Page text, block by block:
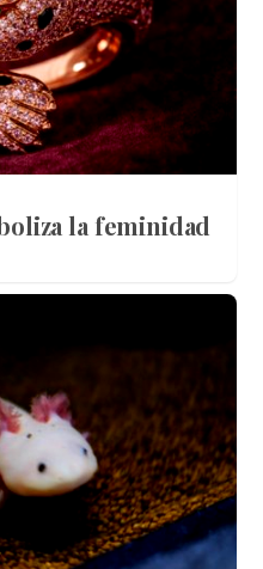
la feminidad